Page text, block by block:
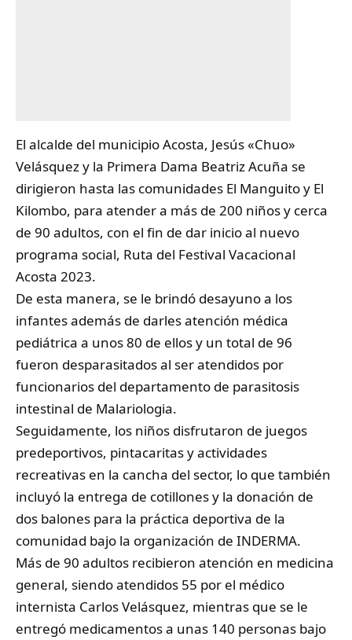
El alcalde del municipio Acosta, Jesús «Chuo»
Velásquez y la Primera Dama Beatriz Acuña se
dirigieron hasta las comunidades El Manguito y El
Kilombo, para atender a más de 200 niños y cerca
de 90 adultos, con el fin de dar inicio al nuevo
programa social, Ruta del Festival Vacacional
Acosta 2023.
De esta manera, se le brindó desayuno a los
infantes además de darles atención médica
pediátrica a unos 80 de ellos y un total de 96
fueron desparasitados al ser atendidos por
funcionarios del departamento de parasitosis
intestinal de Malariologia.
Seguidamente, los niños disfrutaron de juegos
predeportivos, pintacaritas y actividades
recreativas en la cancha del sector, lo que también
incluyó la entrega de cotillones y la donación de
dos balones para la práctica deportiva de la
comunidad bajo la organización de INDERMA.
Más de 90 adultos recibieron atención en medicina
general, siendo atendidos 55 por el médico
internista Carlos Velásquez, mientras que se le
entregó medicamentos a unas 140 personas bajo